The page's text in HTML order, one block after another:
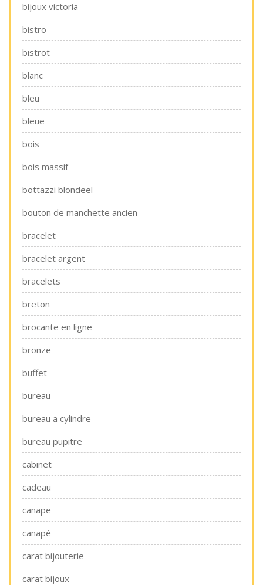
bijoux victoria
bistro
bistrot
blanc
bleu
bleue
bois
bois massif
bottazzi blondeel
bouton de manchette ancien
bracelet
bracelet argent
bracelets
breton
brocante en ligne
bronze
buffet
bureau
bureau a cylindre
bureau pupitre
cabinet
cadeau
canape
canapé
carat bijouterie
carat bijoux